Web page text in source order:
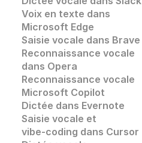
Voix en texte dans
Microsoft Edge
Saisie vocale dans Brave
Reconnaissance vocale
dans Opera
Reconnaissance vocale
Microsoft Copilot
Dictée dans Evernote
Saisie vocale et
vibe-coding dans Cursor